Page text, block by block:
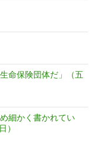
命保険団体だ」（五
細かく書かれてい
）